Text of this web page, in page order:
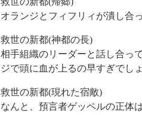
オランジとフィフリィが潰し合
救世の新都(神都の長)
相手組織のリーダーと話し合っ
ジで頭に血が上るの早すぎでし
救世の新都(現れた宿敵)
なんと、預言者ゲッペルの正体